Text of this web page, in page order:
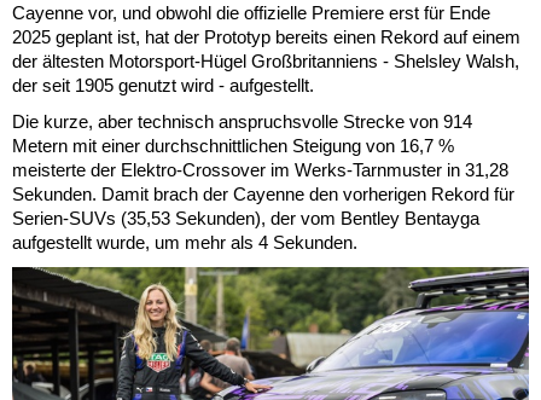
Cayenne vor, und obwohl die offizielle Premiere erst für Ende
2025 geplant ist, hat der Prototyp bereits einen Rekord auf einem
der ältesten Motorsport-Hügel Großbritanniens - Shelsley Walsh,
der seit 1905 genutzt wird - aufgestellt.
Die kurze, aber technisch anspruchsvolle Strecke von 914
Metern mit einer durchschnittlichen Steigung von 16,7 %
meisterte der Elektro-Crossover im Werks-Tarnmuster in 31,28
Sekunden. Damit brach der Cayenne den vorherigen Rekord für
Serien-SUVs (35,53 Sekunden), der vom Bentley Bentayga
aufgestellt wurde, um mehr als 4 Sekunden.